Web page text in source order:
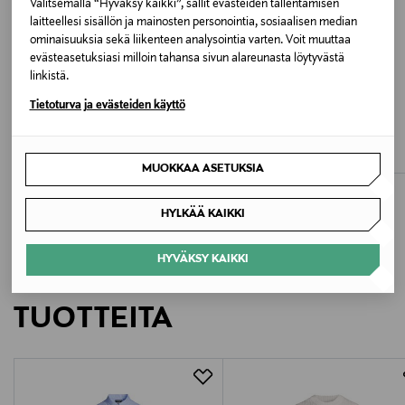
Valitsemalla “Hyväksy kaikki”, sallit evästeiden tallentamisen
laitteellesi sisällön ja mainosten personointia, sosiaalisen median
ominaisuuksia sekä liikenteen analysointia varten. Voit muuttaa
evästeasetuksiasi milloin tahansa sivun alareunasta löytyvästä
linkistä.
Tietoturva ja evästeiden käyttö
MUOKKAA ASETUKSIA
HYLKÄÄ KAIKKI
HYVÄKSY KAIKKI
JW7908 BLACK
Valmistusmaa
Adi-Dassler-Straße 1, 91074 Herzogenaurach, Germany
customerservice.fi@adidas-group.com
ETUKUPONKITUOTE
Original Price
Original Price
LISÄÄ KIINNOSTAVIA
TUOTTEITA